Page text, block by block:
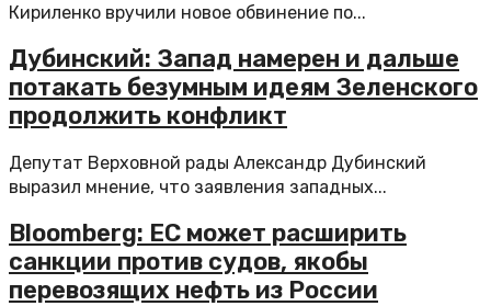
Кириленко вручили новое обвинение по...
Дубинский: Запад намерен и дальше
потакать безумным идеям Зеленского
продолжить конфликт
Депутат Верховной рады Александр Дубинский
выразил мнение, что заявления западных...
Bloomberg: ЕС может расширить
санкции против судов, якобы
перевозящих нефть из России